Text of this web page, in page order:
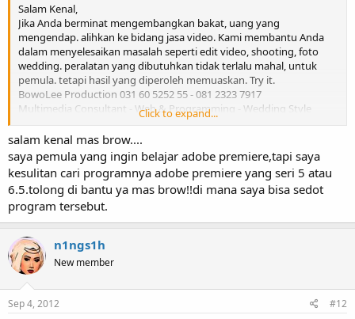
Salam Kenal,
Jika Anda berminat mengembangkan bakat, uang yang
mengendap. alihkan ke bidang jasa video. Kami membantu Anda
dalam menyelesaikan masalah seperti edit video, shooting, foto
wedding. peralatan yang dibutuhkan tidak terlalu mahal, untuk
pemula. tetapi hasil yang diperoleh memuaskan. Try it.
BowoLee Production 031 60 5252 55 - 081 2323 7917
Multimedia Consultant - Web & Programming - Wedding Style
Photography - Computer Networking - Graphics Design - Printing
Office
Click to expand...
salam kenal mas brow....
saya pemula yang ingin belajar adobe premiere,tapi saya
kesulitan cari programnya adobe premiere yang seri 5 atau
6.5.tolong di bantu ya mas brow!!di mana saya bisa sedot
program tersebut.
n1ngs1h
New member
Sep 4, 2012 #12